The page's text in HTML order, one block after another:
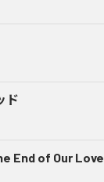
ド
End of Our Love